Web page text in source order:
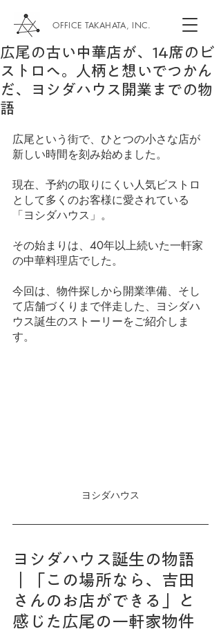
OFFICE TAKAHATA, INC.
広尾の古い中華店が、14席のビ
ストロへ。人柄と想いでつかん
だ、ヨシダハウス開業までの物
語
広尾という街で、ひとつの小さな店が
新しい時間を刻み始めました。
現在、予約の取りにくい人気ビストロ
として多くのお客様に愛されている
「ヨシダハウス」。
その始まりは、40年以上続いた一軒家
の中華料理店でした。
今回は、物件探しから開業準備、そし
て店舗づくりまで伴走した、ヨシダハ
ウス誕生のストーリーをご紹介しま
す。
ヨシダハウス
ヨシダハウス誕生の物語
｜「この場所なら、吉田
さんのお店ができる」と
感じた広尾の一軒家物件